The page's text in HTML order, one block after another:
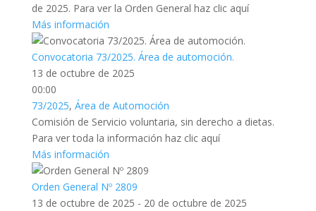
de 2025. Para ver la Orden General haz clic aquí
Más información
Convocatoria 73/2025. Área de automoción.
13 de octubre de 2025
00:00
73/2025, Área de Automoción
Comisión de Servicio voluntaria, sin derecho a dietas.
Para ver toda la información haz clic aquí
Más información
Orden General Nº 2809
13 de octubre de 2025 - 20 de octubre de 2025